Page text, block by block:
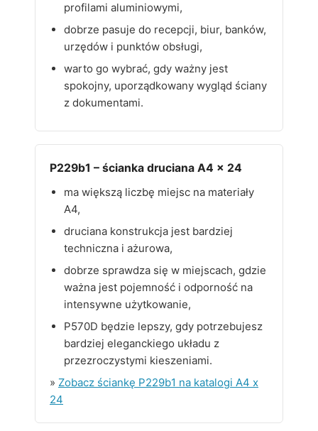
profilami aluminiowymi,
dobrze pasuje do recepcji, biur, banków,
urzędów i punktów obsługi,
warto go wybrać, gdy ważny jest
spokojny, uporządkowany wygląd ściany
z dokumentami.
P229b1 – ścianka druciana A4 x 24
ma większą liczbę miejsc na materiały
A4,
druciana konstrukcja jest bardziej
techniczna i ażurowa,
dobrze sprawdza się w miejscach, gdzie
ważna jest pojemność i odporność na
intensywne użytkowanie,
P570D będzie lepszy, gdy potrzebujesz
bardziej eleganckiego układu z
przezroczystymi kieszeniami.
» Zobacz ściankę P229b1 na katalogi A4 x
24